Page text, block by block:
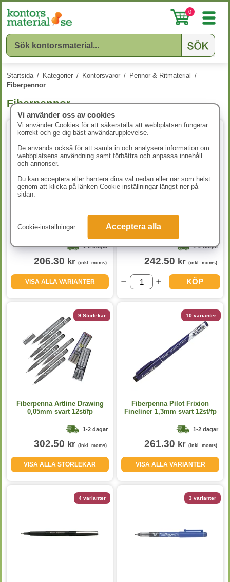
0
Startsida / Kategorier / Kontorsvaror / Pennor & Ritmaterial /
Fiberpennor
Fiberpennor
5 varianter
svart 12st/fp
1-2 dagar
206.30 kr (inkl. moms)
VISA ALLA VARIANTER
Colors 12st/fp
1-2 dagar
242.50 kr (inkl. moms)
KÖP
9 Storlekar
Fiberpenna Artline Drawing
0,05mm svart 12st/fp
1-2 dagar
302.50 kr (inkl. moms)
VISA ALLA STORLEKAR
10 varianter
Fiberpenna Pilot Frixion
Fineliner 1,3mm svart 12st/fp
1-2 dagar
261.30 kr (inkl. moms)
VISA ALLA VARIANTER
4 varianter 3 varianter
Vi använder oss av cookies
Vi använder Cookies för att säkerställa att webbplatsen fungerar
korrekt och ge dig bäst användarupplevelse.
De används också för att samla in och analysera information om
webbplatsens användning samt förbättra och anpassa innehåll
och annonser.
Du kan acceptera eller hantera dina val nedan eller när som helst
genom att klicka på länken Cookie-inställningar längst ner på
sidan.
Cookie-inställningar Acceptera alla